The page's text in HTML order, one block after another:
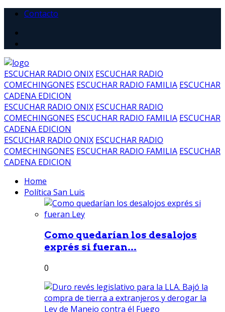
Contacto
ESCUCHAR RADIO ONIX ESCUCHAR RADIO
COMECHINGONES ESCUCHAR RADIO FAMILIA ESCUCHAR
CADENA EDICION
ESCUCHAR RADIO ONIX ESCUCHAR RADIO
COMECHINGONES ESCUCHAR RADIO FAMILIA ESCUCHAR
CADENA EDICION
ESCUCHAR RADIO ONIX ESCUCHAR RADIO
COMECHINGONES ESCUCHAR RADIO FAMILIA ESCUCHAR
CADENA EDICION
Home
Política San Luis
Como quedarían los desalojos
exprés si fueran...
0